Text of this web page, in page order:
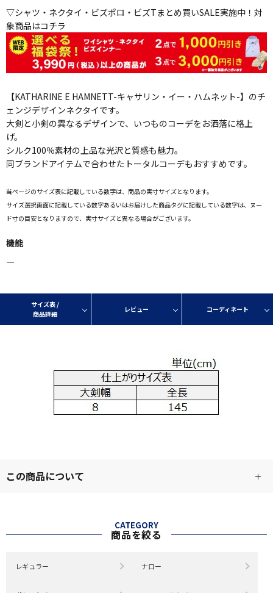
▽シャツ・ネクタイ・ビズポロ・ビズTまとめ買いSALE実施中！対
象商品はコチラ
【KATHARINE E HAMNETT-キャサリン・イー・ハムネット-】のチ
ェンジデザインネクタイです。
大剣と小剣の異なるデザインで、いつものコーデをお洒落に格上
げ。
シルク100％素材の上品な光沢と質感も魅力。
同ブランドアイテムで合わせたトータルコーデもおすすめです。
当ページのサイズ表に記載している数字は、商品の実寸サイズとなります。
サイズ選択画面に記載している数字あるいはお届けした商品タグに記載している数字は、ヌー
ド寸の目安となりますので、実寸サイズと異なる場合がございます。
機能
―
サイズ表 /
商品詳細
レビュー コーディネート
この商品について
CATEGORY
商品を絞る
レギュラー ナロー